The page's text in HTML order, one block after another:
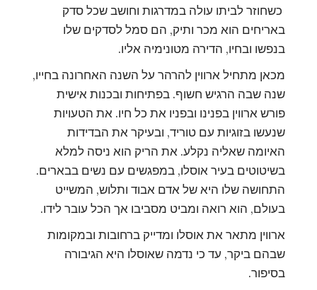
כשחוזר לביתו עולה במדרגות וחושב שכל סדק
באריחים הוא מכר ותיק, הם סמל לסדקים שלו
בנפשו ובחיו, הדירה מטונימיה אליו.
מכאן מתחיל ארווין להרהר על השנה האחרונה בחייו,
שנה שבה הרגיש חשוף. בפתיחות ובכנות אישית
פורש ארווין בפנינו ובפניו את כל חיו. את הטעויות
שנעשו בזוגיות עם טוריד, ובעיקר את הבדידות
האיומה שאליה נקלע. את הריק הוא ניסה למלא
בשיטוטים בעיר אוסלו, במפגשים עם נשים בבארים.
התחושה שלו היא של אדם אבוד ותלוש, המשייט
בעולם, הוא רואה ומביט מסביבו אך הכל עובר לידו.
ארווין מתאר את אוסלו ומדייק ברחובות ובמקומות
שבהם ביקר, עד כי נדמה שאוסלו היא הגיבורה
בסיפור.